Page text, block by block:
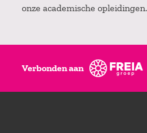
onze academische opleidingen.
Verbonden aan